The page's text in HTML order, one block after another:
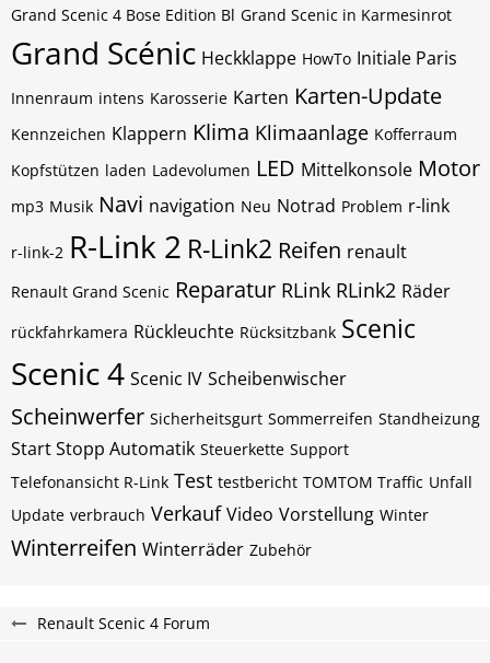
Grand Scenic 4 Bose Edition Bl Grand Scenic in Karmesinrot
Grand Scénic Heckklappe HowTo Initiale Paris
Innenraum intens Karosserie Karten Karten-Update
Kennzeichen Klappern Klima Klimaanlage Kofferraum
Kopfstützen laden Ladevolumen LED Mittelkonsole Motor
mp3 Musik Navi navigation Neu Notrad Problem r-link
r-link-2 R-Link 2 R-Link2 Reifen renault
Renault Grand Scenic Reparatur RLink RLink2 Räder
rückfahrkamera Rückleuchte Rücksitzbank Scenic
Scenic 4 Scenic IV Scheibenwischer
Scheinwerfer Sicherheitsgurt Sommerreifen Standheizung
Start Stopp Automatik Steuerkette Support
Telefonansicht R-Link Test testbericht TOMTOM Traffic Unfall
Update verbrauch Verkauf Video Vorstellung Winter
Winterreifen Winterräder Zubehör
Renault Scenic 4 Forum